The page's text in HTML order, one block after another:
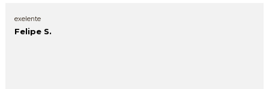
exelente
Felipe S.